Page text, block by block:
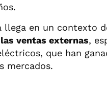
llega en un contexto
ventas externas,
que han
mercados.